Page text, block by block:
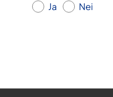
Ja Nei